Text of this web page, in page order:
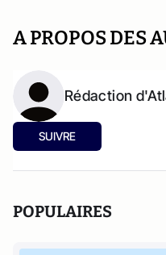
A PROPOS DES
Rédaction
SUIVRE
POPULAIRES